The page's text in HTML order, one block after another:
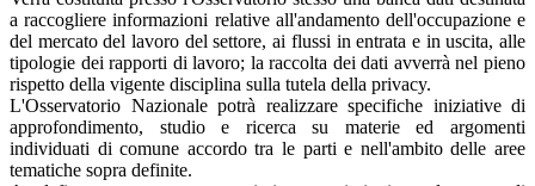
a raccogliere informazioni relative all'andamento dell'occupazione e
del mercato del lavoro del settore, ai flussi in entrata e in uscita, alle
tipologie dei rapporti di lavoro; la raccolta dei dati avverrà nel pieno
rispetto della vigente disciplina sulla tutela della privacy.
L'Osservatorio Nazionale potrà realizzare specifiche iniziative di
approfondimento, studio e ricerca su materie ed argomenti
individuati di comune accordo tra le parti e nell'ambito delle aree
tematiche sopra definite.